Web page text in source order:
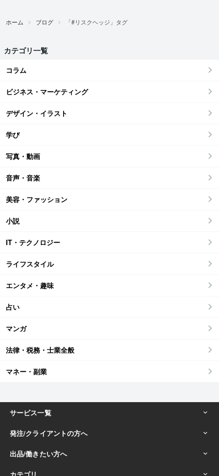
ホーム ブログ 「#リスクヘッジ」タグ
カテゴリ一覧
コラム
ビジネス・マーケティング
デザイン・イラスト
学び
写真・動画
音声・音楽
美容・ファッション
小説
IT・テクノロジー
ライフスタイル
エンタメ・趣味
占い
マンガ
法律・税務・士業全般
マネー・副業